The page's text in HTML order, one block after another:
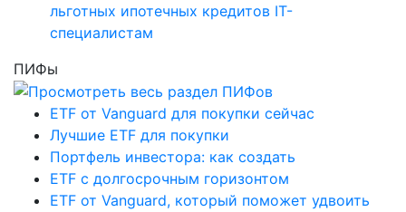
льготных ипотечных кредитов IT-
специалистам
ПИФы
ETF от Vanguard для покупки сейчас
Лучшие ETF для покупки
Портфель инвестора: как создать
ETF с долгосрочным горизонтом
ETF от Vanguard, который поможет удвоить